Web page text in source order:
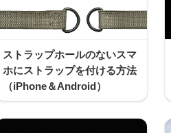
ストラップホールのないスマ
ホにストラップを付ける方法
（iPhone＆Android）